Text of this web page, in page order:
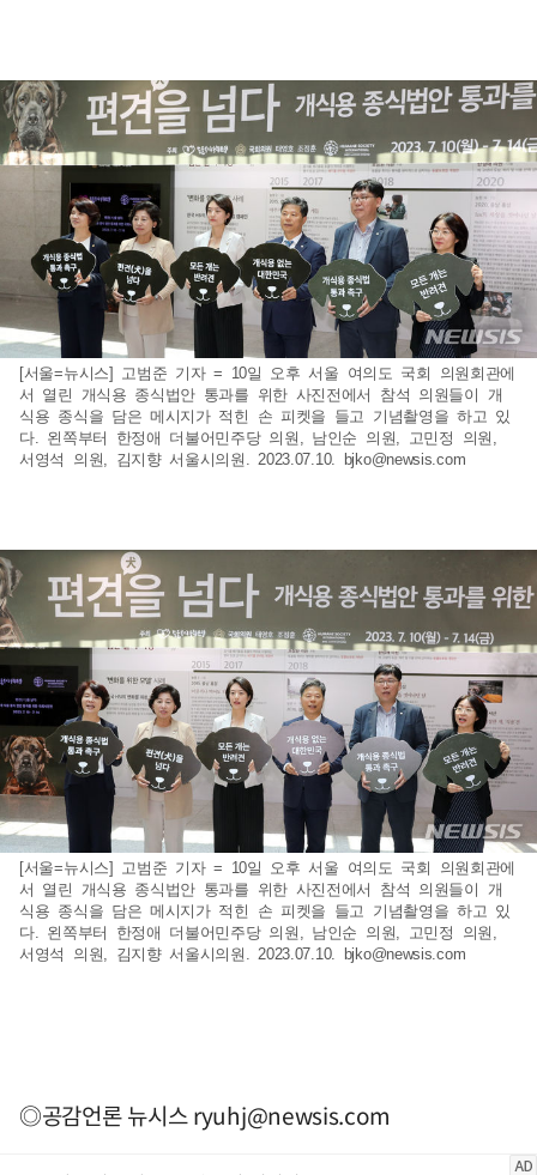
[서울=뉴시스] 고범준 기자 = 10일 오후 서울 여의도 국회 의원회관에
서 열린 개식용 종식법안 통과를 위한 사진전에서 참석 의원들이 개
식용 종식을 담은 메시지가 적힌 손 피켓을 들고 기념촬영을 하고 있
다. 왼쪽부터 한정애 더불어민주당 의원, 남인순 의원, 고민정 의원,
서영석 의원, 김지향 서울시의원. 2023.07.10.
bjko@newsis.com
[서울=뉴시스] 고범준 기자 = 10일 오후 서울 여의도 국회 의원회관에
서 열린 개식용 종식법안 통과를 위한 사진전에서 참석 의원들이 개
식용 종식을 담은 메시지가 적힌 손 피켓을 들고 기념촬영을 하고 있
다. 왼쪽부터 한정애 더불어민주당 의원, 남인순 의원, 고민정 의원,
서영석 의원, 김지향 서울시의원. 2023.07.10.
bjko@newsis.com
◎공감언론 뉴시스ryuhj@newsis.com